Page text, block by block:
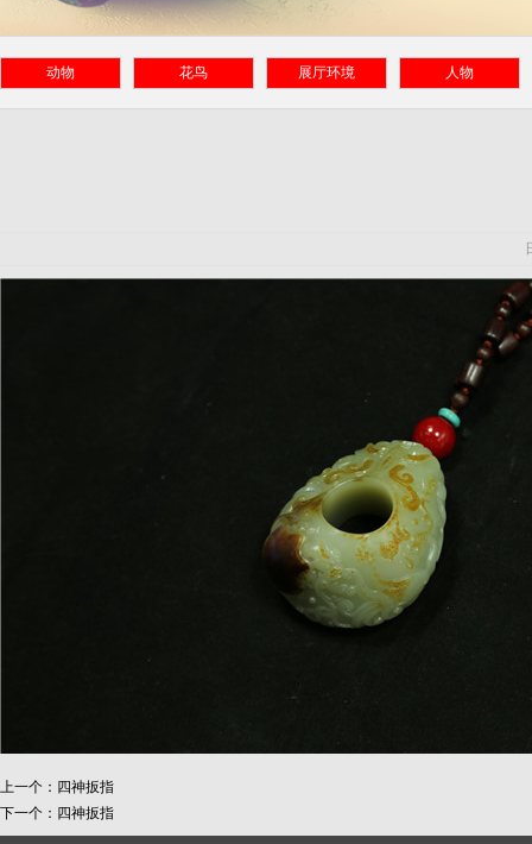
动物 花鸟 展厅环境 人物
上一个： 四神扳指
下一个： 四神扳指